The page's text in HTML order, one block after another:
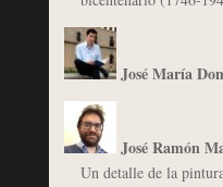
José María
José Ramón
Un detalle de la